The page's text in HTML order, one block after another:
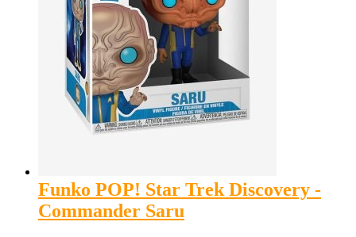
Funko POP! Star Trek Discovery -
Commander Saru